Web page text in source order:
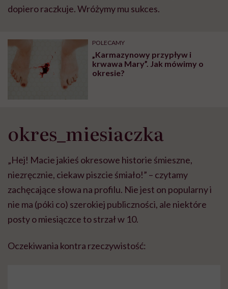
dopiero raczkuje. Wróżymy mu sukces.
POLECAMY
„Karmazynowy przypływ i
krwawa Mary”. Jak mówimy o
okresie?
okres_miesiaczka
„Hej! Macie jakieś okresowe historie śmieszne,
niezręcznie, ciekaw piszcie śmiało!” – czytamy
zachęcające słowa na profilu. Nie jest on popularny i
nie ma (póki co) szerokiej publiczności, ale niektóre
posty o miesiączce to strzał w 10.
Oczekiwania kontra rzeczywistość: